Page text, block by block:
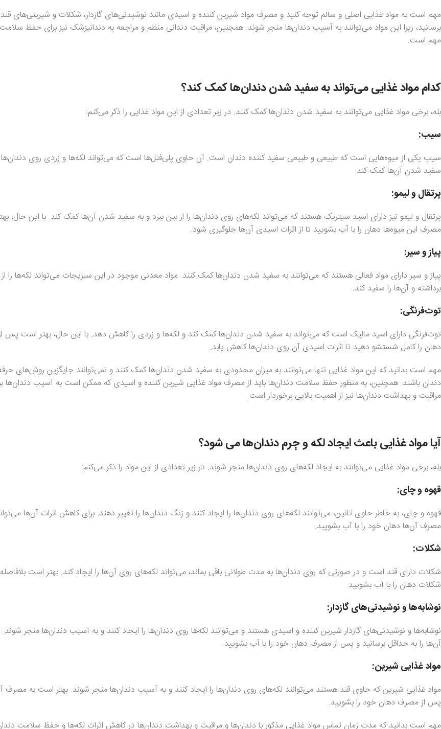
مهم است به مواد غذایی اصلی و سالم توجه کنید و مصرف مواد شیرین کننده و اسیدی مانند نوشیدنی‌های گازدار، شکلات و شیرینی‌های
برسانید، زیرا این مواد می‌توانند به آسیب دندان‌ها منجر شوند. همچنین، مراقبت دندانی منظم و مراجعه به دندانپزشک نیز برای حفظ
مهم است.
کدام مواد غذایی می‌تواند به سفید شدن دندان‌ها کمک کند؟
بله، برخی مواد غذایی می‌توانند به سفید شدن دندان‌ها کمک کنند. در زیر تعدادی از این مواد غذایی را ذکر می‌کنم:
سیب:
سیب یکی از میوه‌هایی است که طبیعی و طبیعی سفید کننده دندان است. آن حاوی پلی‌فنل‌ها است که می‌تواند لکه‌ها و زردی روی
سفید شدن آن‌ها کمک کند.
پرتقال و لیمو:
پرتقال و لیمو نیز دارای اسید سیتریک هستند که می‌تواند لکه‌های روی دندان‌ها را از بین ببرد و به سفید شدن آن‌ها کمک کند. با این حال،
مصرف این میوه‌ها دهان را با آب بشویید تا از اثرات اسیدی آن‌ها جلوگیری شود.
پیاز و سیر:
پیاز و سیر دارای مواد فعالی هستند که می‌توانند به سفید شدن دندان‌ها کمک کنند. مواد معدنی موجود در این سبزیجات می‌تواند لکه‌ها را
برداشته و آن‌ها را سفید کند.
توت‌فرنگی:
توت‌فرنگی دارای اسید مالیک است که می‌تواند به سفید شدن دندان‌ها کمک کند و لکه‌ها و زردی را کاهش دهد. با این حال، بهتر است پس
دهان را کامل شستشو دهید تا اثرات اسیدی آن روی دندان‌ها کاهش یابد.
مهم است بدانید که این مواد غذایی تنها می‌توانند به میزان محدودی به سفید شدن دندان‌ها کمک کنند و نمی‌توانند جایگزین روش‌های
دندان باشند. همچنین، به منظور حفظ سلامت دندان‌ها باید از مصرف مواد غذایی شیرین کننده و اسیدی که ممکن است به آسیب دندان‌ها
مراقبت و بهداشت دندان‌ها نیز از اهمیت بالایی برخوردار است.
آیا مواد غذایی باعث ایجاد لکه‌ و جِرم دندان‌ها می شود؟
بله، برخی مواد غذایی می‌توانند به ایجاد لکه‌های روی دندان‌ها منجر شوند. در زیر تعدادی از این مواد را ذکر می‌کنم:
قهوه و چای:
قهوه و چای، به خاطر حاوی تانین، می‌توانند لکه‌های روی دندان‌ها را ایجاد کنند و زنگ دندان‌ها را تغییر دهند. برای کاهش اثرات آن‌ها
مصرف آن‌ها دهان خود را با آب بشویید.
شکلات:
شکلات دارای قند است و در صورتی که روی دندان‌ها به مدت طولانی باقی بماند، می‌تواند لکه‌های روی آن‌ها را ایجاد کند. بهتر است
شکلات دهان را با آب بشویید.
نوشابه‌ها و نوشیدنی‌های گازدار:
نوشابه‌ها و نوشیدنی‌های گازدار شیرین کننده و اسیدی هستند و می‌توانند لکه‌ها روی دندان‌ها را ایجاد کنند و به آسیب دندان‌ها منجر
آن‌ها را به حداقل برسانید و پس از مصرف دهان خود را با آب بشویید.
مواد غذایی شیرین:
مواد غذایی شیرین که حاوی قند هستند می‌توانند لکه‌های روی دندان‌ها را ایجاد کنند و به آسیب دندان‌ها منجر شوند. بهتر است به
پس از مصرف دهان خود را بشویید.
مهم است بدانید که مدت زمان تماس مواد غذایی مذکور با دندان‌ها و مراقبت و بهداشت دندان‌ها در کاهش اثرات لکه‌ها و حفظ سلامت